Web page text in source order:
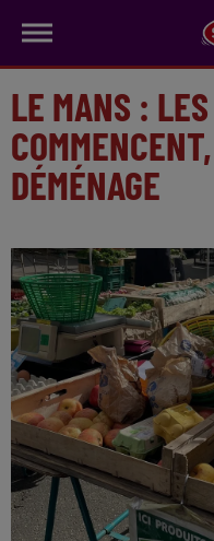
LE MANS :
DÉMÉNAGE